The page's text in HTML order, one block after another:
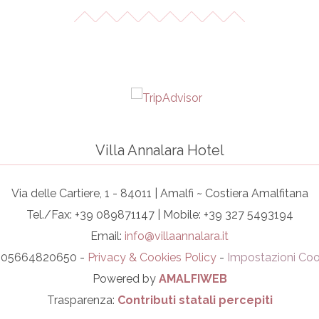
Villa Annalara Hotel
Via delle Cartiere, 1 - 84011 | Amalfi ~ Costiera Amalfitana
Tel./Fax: +39 089871147 | Mobile: +39 327 5493194
Email: info@villaannalara.it
05664820650 - Privacy & Cookies Policy - Impostazioni
Powered by AMALFIWEB
Trasparenza: Contributi statali percepiti